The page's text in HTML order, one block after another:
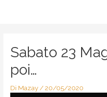
Sabato 23
poi…
Di Mazay /20/05/2020